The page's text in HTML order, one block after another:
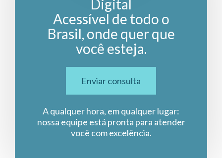
Digital
Acessível de todo o
Brasil, onde quer que
você esteja.
Enviar consulta
A qualquer hora, em qualquer lugar:
nossa equipe está pronta para atender
você com excelência.